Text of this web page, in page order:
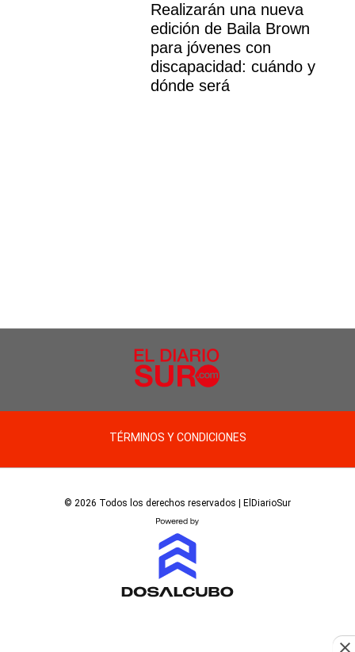
Realizarán una nueva
edición de Baila Brown
para jóvenes con
discapacidad: cuándo y
dónde será
TÉRMINOS Y CONDICIONES
© 2026 Todos los derechos reservados | ElDiarioSur